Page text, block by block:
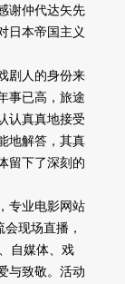
谢仲代达矢先
日本帝国主义
剧人的身份来
事已高，旅途
认真真地接受
地解答，其真
留下了深刻的
专业电影网站
现场直播，
自媒体、戏
与致敬。活动